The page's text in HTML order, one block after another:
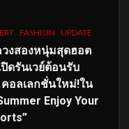
FASHION UPDATE
วงสองหนุ่มสุดฮอต
ปิดรันเวย์ต้อนรับ
อลเลกชั่นใหม่!ใน
Enjoy Your